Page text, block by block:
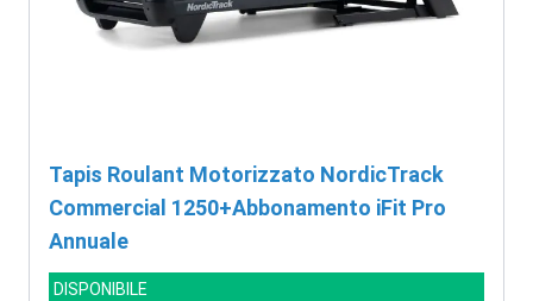
Tapis Roulant Motorizzato NordicTrack
Commercial 1250+Abbonamento iFit Pro
Annuale
DISPONIBILE